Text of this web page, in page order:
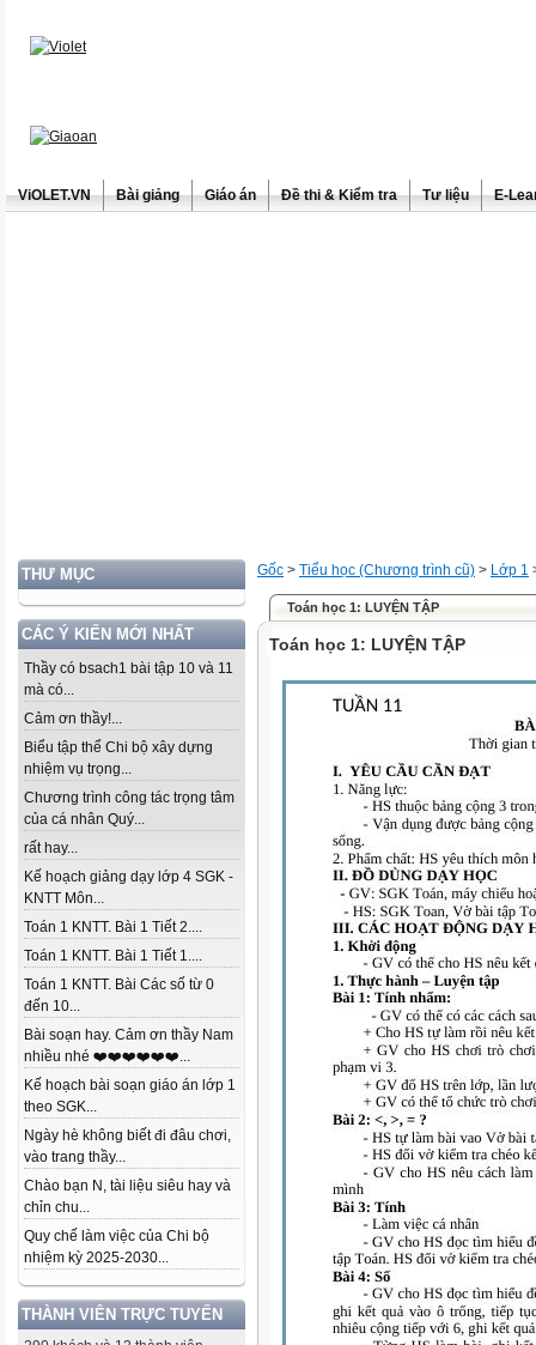
ViOLET.VN Bài giảng Giáo án Đề thi & Kiểm tra Tư liệu E-
THƯ MỤC
CÁC Ý KIẾN MỚI NHẤT
Thầy có bsach1 bài tập 10 và 11
mà có...
Cảm ơn thầy!...
Biểu tập thể Chi bộ xây dựng
nhiệm vụ trọng...
Chương trình công tác trọng tâm
của cá nhân Quý...
rất hay...
Kế hoạch giảng dạy lớp 4 SGK -
KNTT Môn...
Toán 1 KNTT. Bài 1 Tiết 2....
Toán 1 KNTT. Bài 1 Tiết 1....
Toán 1 KNTT. Bài Các số từ 0
đến 10...
Bài soạn hay. Cảm ơn thầy Nam
nhiều nhé ❤️❤️❤️❤️❤️❤️...
Kế hoạch bài soạn giáo án lớp 1
theo SGK...
Ngày hè không biết đi đâu chơi,
vào trang thầy...
Chào bạn N, tài liệu siêu hay và
chỉn chu...
Quy chế làm việc của Chi bộ
nhiệm kỳ 2025-2030...
THÀNH VIÊN TRỰC TUYẾN
Gốc > Tiểu học (Chương trình cũ) > Lớp 1
Toán học 1: LUYỆN TẬP
Toán học 1: LUYỆN TẬP